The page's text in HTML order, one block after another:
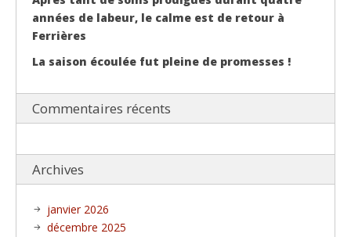
années de labeur, le calme est de retour à
Ferrières
La saison écoulée fut pleine de promesses !
Commentaires récents
Archives
janvier 2026
décembre 2025